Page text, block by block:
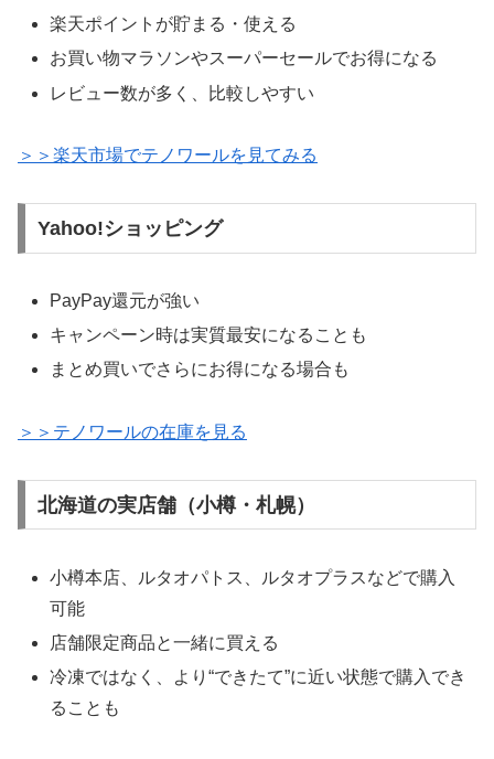
楽天ポイントが貯まる・使える
お買い物マラソンやスーパーセールでお得になる
レビュー数が多く、比較しやすい
＞＞楽天市場でテノワールを見てみる
Yahoo!ショッピング
PayPay還元が強い
キャンペーン時は実質最安になることも
まとめ買いでさらにお得になる場合も
＞＞テノワールの在庫を見る
北海道の実店舗（小樽・札幌）
小樽本店、ルタオパトス、ルタオプラスなどで購入
可能
店舗限定商品と一緒に買える
冷凍ではなく、より“できたて”に近い状態で購入でき
ることも